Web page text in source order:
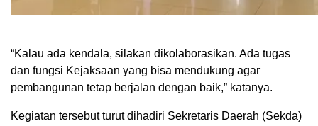
“Kalau ada kendala, silakan dikolaborasikan. Ada tugas
dan fungsi Kejaksaan yang bisa mendukung agar
pembangunan tetap berjalan dengan baik,” katanya.
Kegiatan tersebut turut dihadiri Sekretaris Daerah (Sekda)